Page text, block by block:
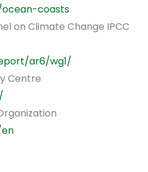
coasts
on Climate Change IPCC
ar6/wg1/
Centre
en